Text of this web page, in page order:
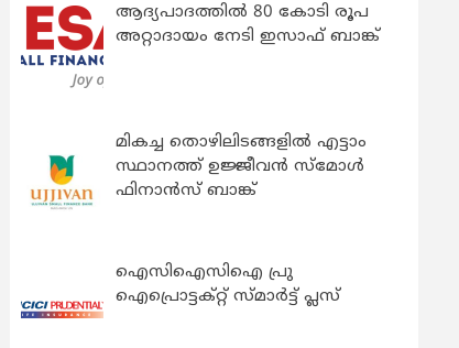
ആദ്യപാദത്തിൽ 80 കോടി രൂപ
അറ്റാദായം നേടി ഇസാഫ് ബാങ്ക്
മികച്ച തൊഴിലിടങ്ങളിൽ എട്ടാം
സ്ഥാനത്ത് ഉജ്ജീവൻ സ്മോൾ
ഫിനാൻസ് ബാങ്ക്
ഐസിഐസിഐ പ്രു
ഐപ്രൊട്ടക്റ്റ് സ്മാർട്ട് പ്ലസ്